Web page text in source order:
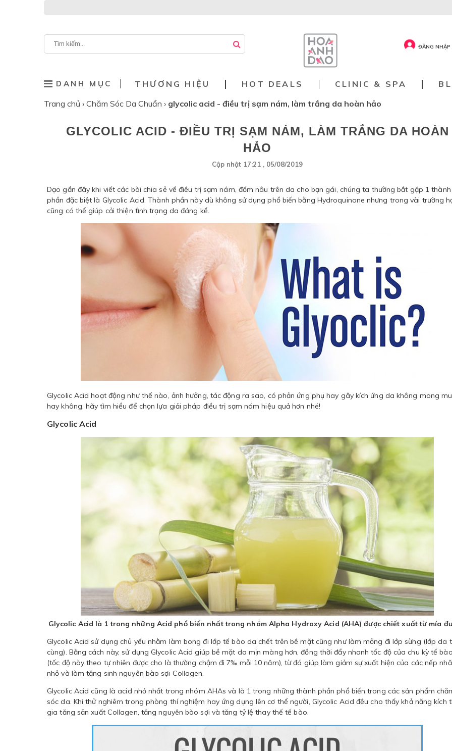
ĐĂNG NHẬP
DANH MỤC THƯƠNG HIỆU HOT DEALS CLINIC & SPA
Trang chủ › Chăm Sóc Da Chuẩn › glycolic acid - điều trị sạm nám, làm trắng da hoàn hảo
GLYCOLIC ACID - ĐIỀU TRỊ SẠM NÁM, LÀM TRẮNG DA HOÀN
HẢO
Cập nhật 17:21 , 05/08/2019
Dạo gần đây khi viết các bài chia sẻ về điều trị sạm nám, đốm nâu trên da cho bạn gái, chúng ta thường bắt gặp 1 thành
phần đặc biệt là Glycolic Acid. Thành phần này dù không sử dụng phổ biến bằng Hydroquinone nhưng trong vài trường
cũng có thể giúp cải thiện tình trạng da đáng kể.
Glycolic Acid hoạt động như thế nào, ảnh hưởng, tác động ra sao, có phản ứng phụ hay gây kích ứng da không mong
hay không, hãy tìm hiểu để chọn lựa giải pháp điều trị sạm nám hiệu quả hơn nhé!
Glycolic Acid
Glycolic Acid là 1 trong những Acid phổ biến nhất trong nhóm Alpha Hydroxy Acid (AHA) được chiết xuất từ mía
Glycolic Acid sử dụng chủ yếu nhằm làm bong đi lớp tế bào da chết trên bề mặt cũng như làm mỏng đi lớp sừng (lớp da
cùng). Bằng cách này, sử dụng Glycolic Acid giúp bề mặt da mịn màng hơn, đồng thời đẩy nhanh tốc độ của chu kỳ tế
(tốc độ này theo tự nhiên được cho là thường chậm đi 7‰ mỗi 10 năm), từ đó giúp làm giảm sự xuất hiện của các nếp
nhỏ và làm tăng sinh nguyên bào sợi Collagen.
Glycolic Acid cũng là acid nhỏ nhất trong nhóm AHAs và là 1 trong những thành phần phổ biến trong các sản phẩm
sóc da. Khi thử nghiêm trong phòng thí nghiệm hay ứng dụng lên cơ thể người, Glycolic Acid đều cho thấy khả năng kích
gia tăng sản xuất Collagen, tăng nguyên bào sợi và tăng tỷ lệ thay thế tế bào.